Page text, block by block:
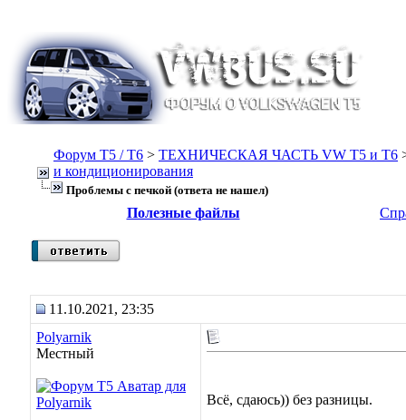
Форум Т5 / T6 > ТЕХНИЧЕСКАЯ ЧАСТЬ VW T5 и T6
и кондиционирования
Проблемы с печкой (ответа не нашел)
Полезные файлы
11.10.2021, 23:35
Polyarnik
Местный
Всё, сдаюсь)) без разницы.